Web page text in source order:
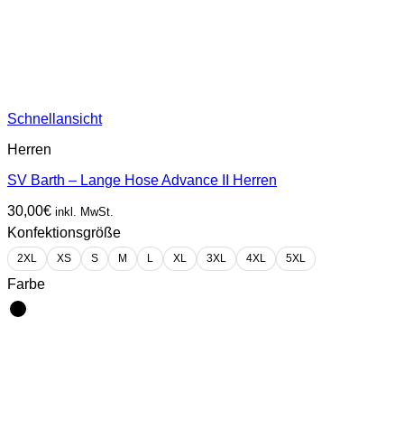
Schnellansicht
Herren
SV Barth – Lange Hose Advance II Herren
30,00€ inkl. MwSt.
Konfektionsgröße
2XL XS S M L XL 3XL 4XL 5XL
Farbe